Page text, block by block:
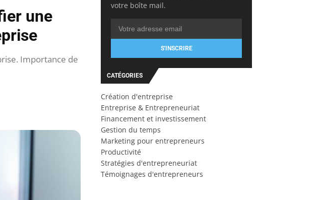
une
Importance de
votre boîte mail.
S'INSCRIRE
CATÉGORIES
Création d'entreprise
Entreprise & Entrepreneuriat
Financement et investissement
Gestion du temps
Marketing pour entrepreneurs
Productivité
Stratégies d'entrepreneuriat
Témoignages d'entrepreneurs